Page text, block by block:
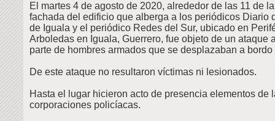
El martes 4 de agosto de 2020, alrededor de las 11 de
fachada del edificio que alberga a los periódicos Diario
de Iguala y el periódico Redes del Sur, ubicado en
Arboledas en Iguala, Guerrero, fue objeto de un ataque
parte de hombres armados que se desplazaban a
De este ataque no resultaron víctimas ni lesionados.
Hasta el lugar hicieron acto de presencia elementos de
corporaciones policíacas.